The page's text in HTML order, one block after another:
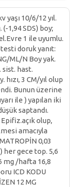
yaşı 10/6/12 yıl.
1,94 SDS) boy;
1 ile uyumlu.
doruk yanıt:
ML/N Boy yak.
sist. hast.
hızı, 3 CM/yıl olup
Bunun üzerine
ile ) yapılan iki
saptandı.
olup,
amacıyla
0,03
gece top. 5,6
mg /hafta 16,8
ICD KODU
12 MG